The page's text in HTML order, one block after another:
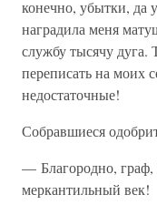
конечно, убытки, да
наградила меня
службу тысячу дуга.
переписать на моих
недостаточные!
Собравшиеся
— Благородно, граф,
меркантильный век!